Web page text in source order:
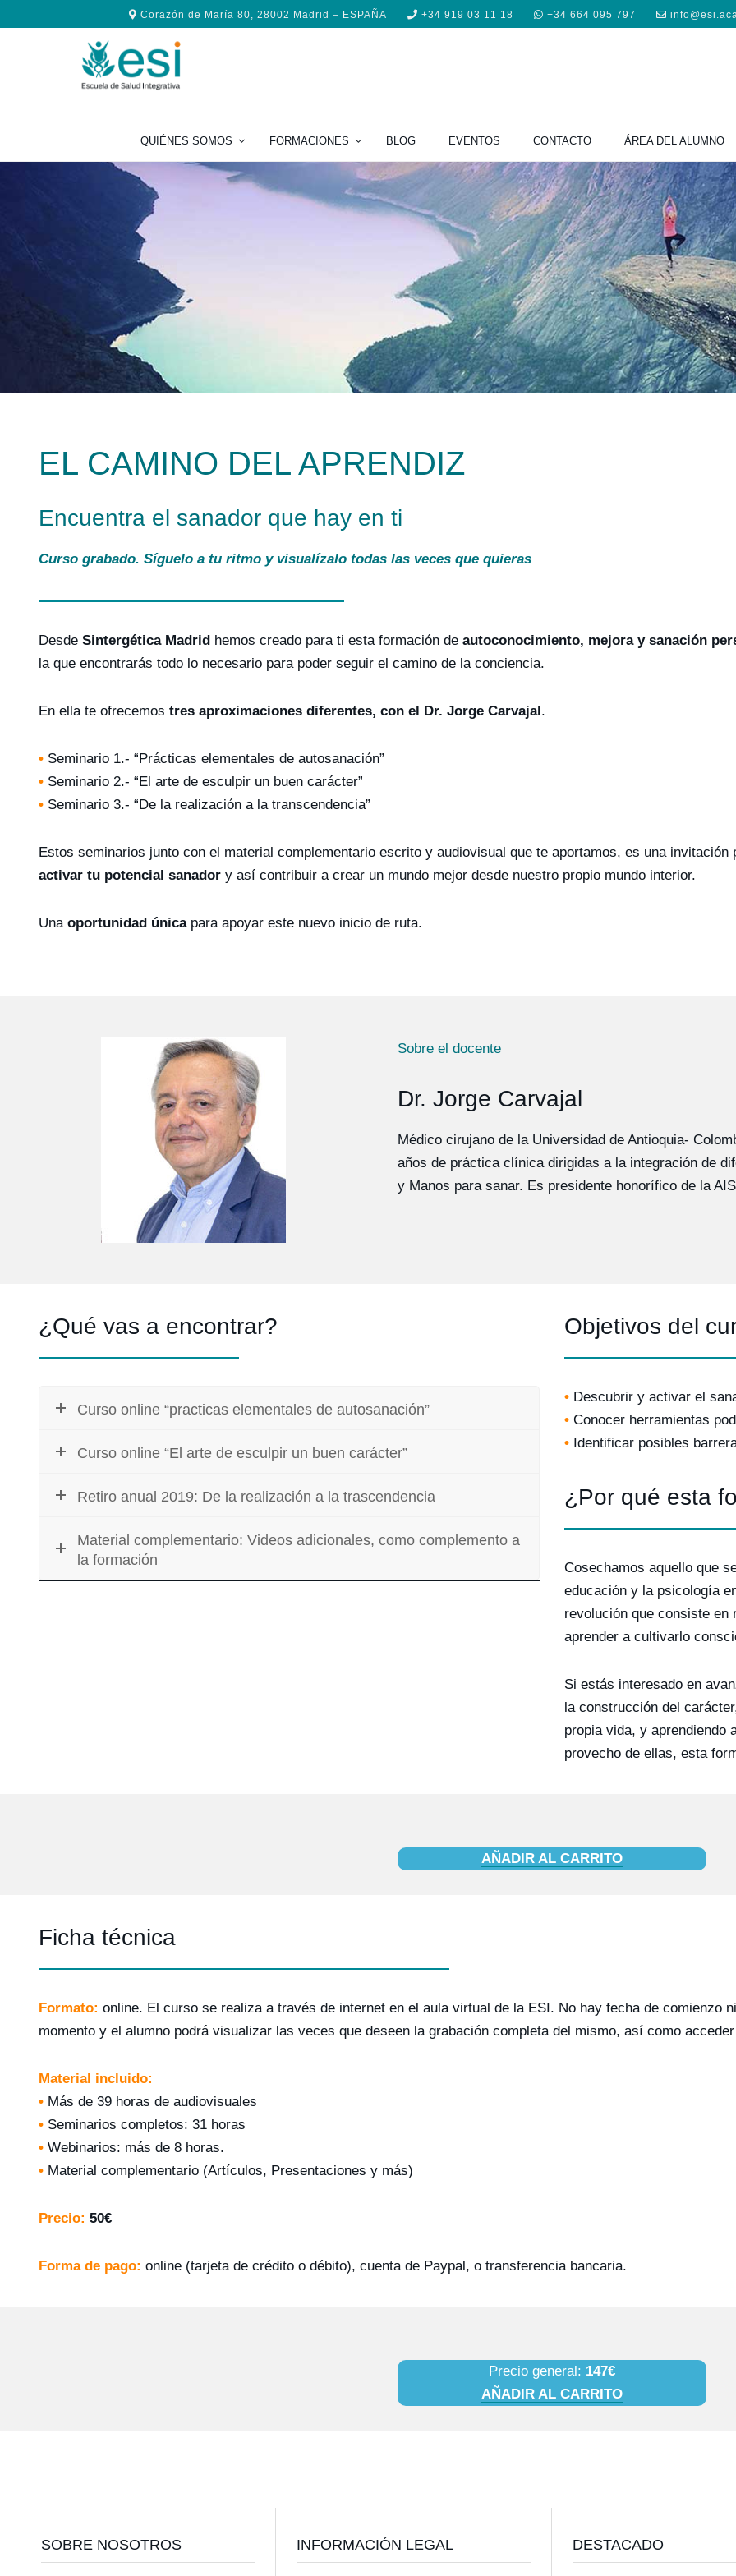
Corazón de María 80, 28002 Madrid – ESPAÑA +34 919 03 11 18 +34 664 095 797
QUIÉNES SOMOS FORMACIONES BLOG EVENTOS CONTACTO ÁREA DEL ALUMNO
EL CAMINO DEL APRENDIZ
Encuentra el sanador que hay en ti
Curso grabado. Síguelo a tu ritmo y visualízalo todas las veces que quieras
Desde Sintergética Madrid hemos creado para ti esta formación de autoconocimiento, mejora y sanación
la que encontrarás todo lo necesario para poder seguir el camino de la conciencia.
En ella te ofrecemos tres aproximaciones diferentes, con el Dr. Jorge Carvajal.
• Seminario 1.- “Prácticas elementales de autosanación”
• Seminario 2.- “El arte de esculpir un buen carácter”
• Seminario 3.- “De la realización a la transcendencia”
Estos seminarios junto con el material complementario escrito y audiovisual que te aportamos, es una invitación
activar tu potencial sanador y así contribuir a crear un mundo mejor desde nuestro propio mundo interior.
Una oportunidad únicapara apoyar este nuevo inicio de ruta.
Sobre el docente
Dr. Jorge Carvajal
Médico cirujano de la Universidad de Antioquia-
años de práctica clínica dirigidas a la integración de
y Manos para sanar. Es presidente honorífico de la
¿Qué vas a encontrar?
Curso online “practicas elementales de autosanación”
Curso online “El arte de esculpir un buen carácter”
Retiro anual 2019: De la realización a la trascendencia
Material complementario: Videos adicionales, como complemento a
la formación
Objetivos del
• Descubrir y activar el
• Conocer herramientas
• Identificar posibles
¿Por qué esta
Cosechamos aquello que
educación y la psicología
revolución que consiste
aprender a cultivarlo
Si estás interesado en
la construcción del
propia vida, y aprendiendo
provecho de ellas, esta
AÑADIR AL CARRITO
Ficha técnica
Formato: online. El curso se realiza a través de internet en el aula virtual de la ESI. No hay fecha de comienzo
momento y el alumno podrá visualizar las veces que deseen la grabación completa del mismo, así como
Material incluido:
• Más de 39 horas de audiovisuales
• Seminarios completos: 31 horas
• Webinarios: más de 8 horas.
• Material complementario (Artículos, Presentaciones y más)
Precio: 50€
Forma de pago: online (tarjeta de crédito o débito), cuenta de Paypal, o transferencia bancaria.
Precio general: 147€
AÑADIR AL CARRITO
SOBRE NOSOTROS INFORMACIÓN LEGAL DESTACADO